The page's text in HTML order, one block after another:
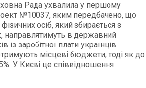
Рада ухвалила у першому
№10037, яким передбачено, що
осіб, який збирається з
направлятимуть в державний
із заробітної плати українців
місцеві бюджети, тоді як до
У Києві це співвідношення